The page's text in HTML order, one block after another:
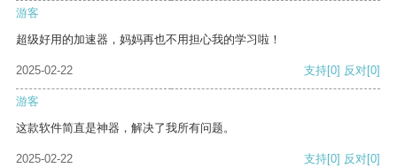
游客
超级好用的加速器，妈妈再也不用担心我的学习啦！
2025-02-22 支持[0] 反对[0]
游客
这款软件简直是神器，解决了我所有问题。
2025-02-22 支持[0] 反对[0]